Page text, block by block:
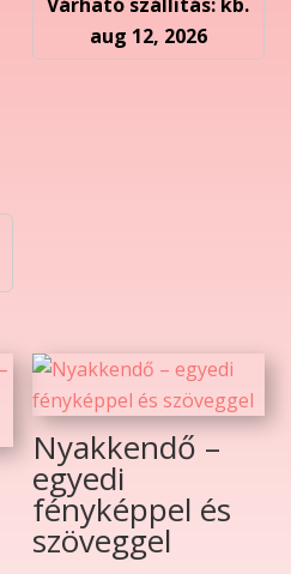
aug 12, 2026
Nyakkendő –
egyedi
fényképpel és
szöveggel